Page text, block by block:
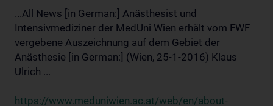
...All News [in German:] Anästhesist und
Intensivmediziner der MedUni Wien erhält vom FWF
vergebene Auszeichnung auf dem Gebiet der
Anästhesie [in German:] (Wien, 25-1-2016) Klaus
Ulrich ...
https://www.meduniwien.ac.at/web/en/about-